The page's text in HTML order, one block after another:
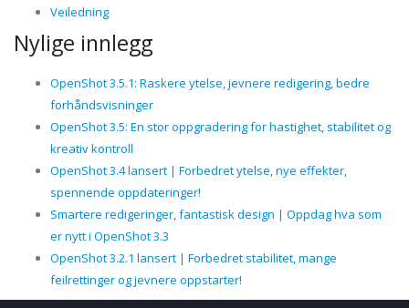
Veiledning
Nylige innlegg
OpenShot 3.5.1: Raskere ytelse, jevnere redigering, bedre
forhåndsvisninger
OpenShot 3.5: En stor oppgradering for hastighet, stabilitet og
kreativ kontroll
OpenShot 3.4 lansert | Forbedret ytelse, nye effekter,
spennende oppdateringer!
Smartere redigeringer, fantastisk design | Oppdag hva som
er nytt i OpenShot 3.3
OpenShot 3.2.1 lansert | Forbedret stabilitet, mange
feilrettinger og jevnere oppstarter!